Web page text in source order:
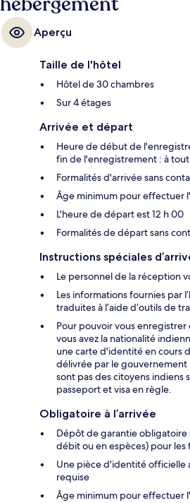
Aperçu
Taille de l'hôtel
Hôtel de 30 chambres
Sur 4 étages
Arrivée et départ
Heure de début de
fin de l'enregistrement : à
Formalités d'arrivée sans
Âge minimum pour effectuer
L'heure de départ est 12 h 00
Formalités de départ sans
Instructions spéciales
Le personnel de la réception
Les informations fournies par
traduites à l’aide d’outils de
Pour pouvoir vous
vous avez la nationalité
une carte d'identité en cours
délivrée par le gouvernement
sont pas des citoyens
passeport et visa en règle.
Obligatoire à l’arrivée
Dépôt de garantie
débit ou en espèces) pour les
Une pièce d'identité officielle
requise
Âge minimum pour effectuer